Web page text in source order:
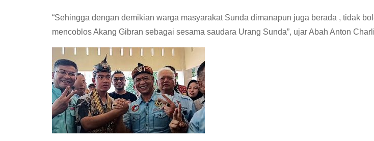
“Sehingga dengan demikian warga masyarakat Sunda dimanapun juga berada , tidak
mencoblos Akang Gibran sebagai sesama saudara Urang Sunda”, ujar Abah Anton